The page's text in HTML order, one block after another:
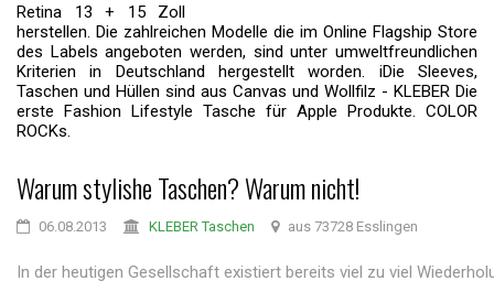
Retina 13 + 15 Zoll
herstellen. Die zahlreichen Modelle die im Online Flagship Store
des Labels angeboten werden, sind unter umweltfreundlichen
Kriterien in Deutschland hergestellt worden. iDie Sleeves,
Taschen und Hüllen sind aus Canvas und Wollfilz - KLEBER Die
erste Fashion Lifestyle Tasche für Apple Produkte. COLOR
ROCKs.
Warum stylishe Taschen? Warum nicht!
06.08.2013 KLEBER Taschen aus 73728 Esslingen
In der heutigen Gesellschaft existiert bereits viel zu viel